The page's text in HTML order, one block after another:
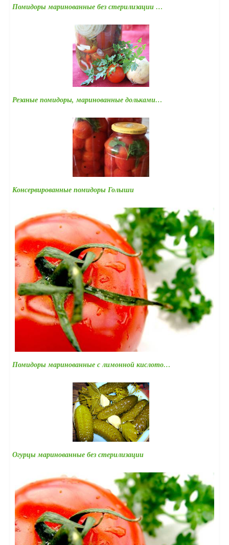
Помидоры маринованные без стерилизации …
Резаные помидоры, маринованные дольками…
Консервированные помидоры Голыши
Помидоры маринованные с лимонной кислото…
Огурцы маринованные без стерилизации